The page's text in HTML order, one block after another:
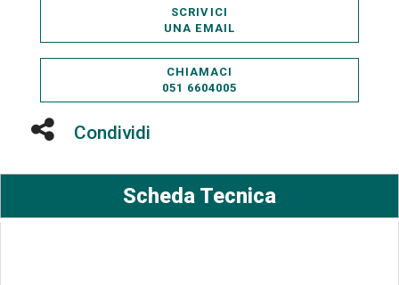
SCRIVICI
UNA EMAIL
CHIAMACI
051 6604005
Condividi
Scheda Tecnica